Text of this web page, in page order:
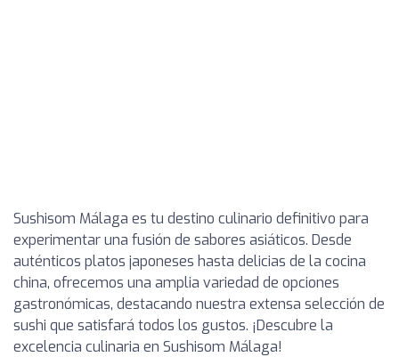
Sushisom Málaga es tu destino culinario definitivo para
experimentar una fusión de sabores asiáticos. Desde
auténticos platos japoneses hasta delicias de la cocina
china, ofrecemos una amplia variedad de opciones
gastronómicas, destacando nuestra extensa selección de
sushi que satisfará todos los gustos. ¡Descubre la
excelencia culinaria en Sushisom Málaga!